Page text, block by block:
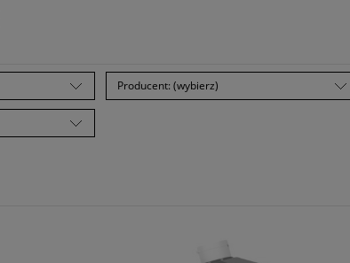
Producent: (wybierz)